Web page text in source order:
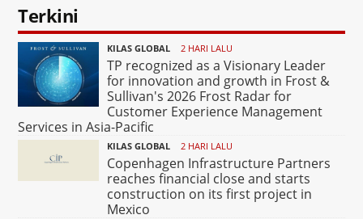
Terkini
KILAS GLOBAL 2 HARI LALU
TP recognized as a Visionary Leader
for innovation and growth in Frost &
Sullivan's 2026 Frost Radar for
Customer Experience Management
Services in Asia-Pacific
KILAS GLOBAL 2 HARI LALU
Copenhagen Infrastructure Partners
reaches financial close and starts
construction on its first project in
Mexico